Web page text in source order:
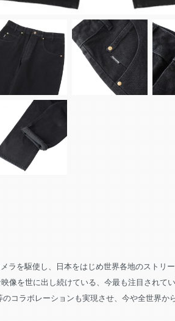
ラを駆使し、日本をはじめ世界各地のストリ
像を世に出し続けている、今最も注目されて
コラボレーションも実現させ、今や全世界か